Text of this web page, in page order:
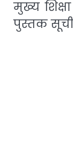
मुख्य
पुस्तक सूची